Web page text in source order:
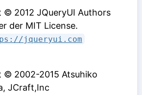
© 2012 JQueryUI Authors
der MIT License.
jqueryui.com
© 2002-2015 Atsuhiko
JCraft,Inc